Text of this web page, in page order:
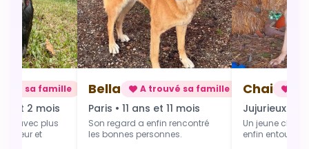
sa famille
11 mois
rencontré
Chai A trouvé sa famille
Jujurieux • 1 an
Un jeune chien qui grandit
enfin entouré et aimé.
Alba
Douville • 4
Une toute
commence du